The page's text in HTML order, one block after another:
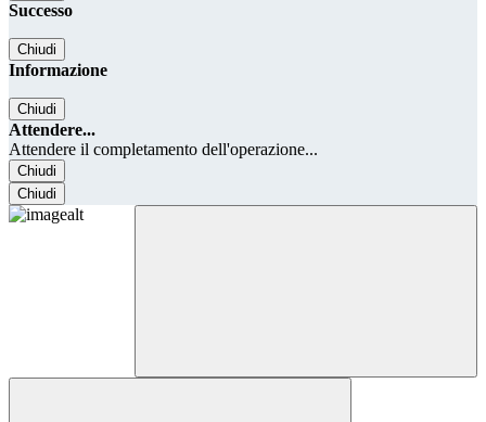
Successo
Chiudi
Informazione
Chiudi
Attendere...
Attendere il completamento dell'operazione...
Chiudi
Chiudi